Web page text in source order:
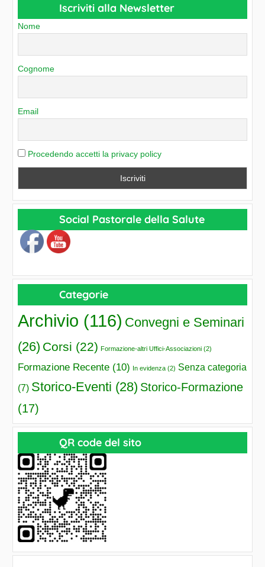
t
e
o
i
e
o
Iscriviti alla Newsletter
Nome
Cognome
Email
Procedendo accetti la privacy policy
Social Pastorale della Salute
Categorie
Archivio (116) Convegni e Seminari
(26) Corsi (22) Formazione-altri Uffici-Associazioni (2)
Formazione Recente (10) In evidenza (2) Senza categoria
(7) Storico-Eventi (28) Storico-Formazione
(17)
QR code del sito